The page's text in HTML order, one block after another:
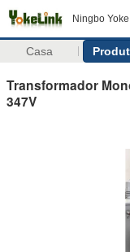
Ningbo
Casa
Transformador
347V